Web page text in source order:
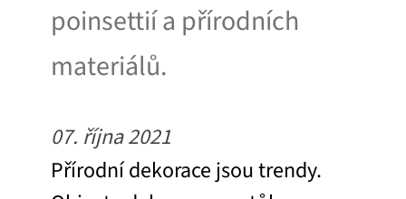
poinsettií a přírodních
materiálů.
07. října 2021
Přírodní dekorace jsou trendy.